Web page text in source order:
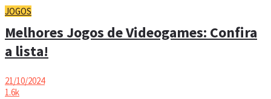
JOGOS
Melhores Jogos de Videogames: Confira
a lista!
21/10/2024
1.6k